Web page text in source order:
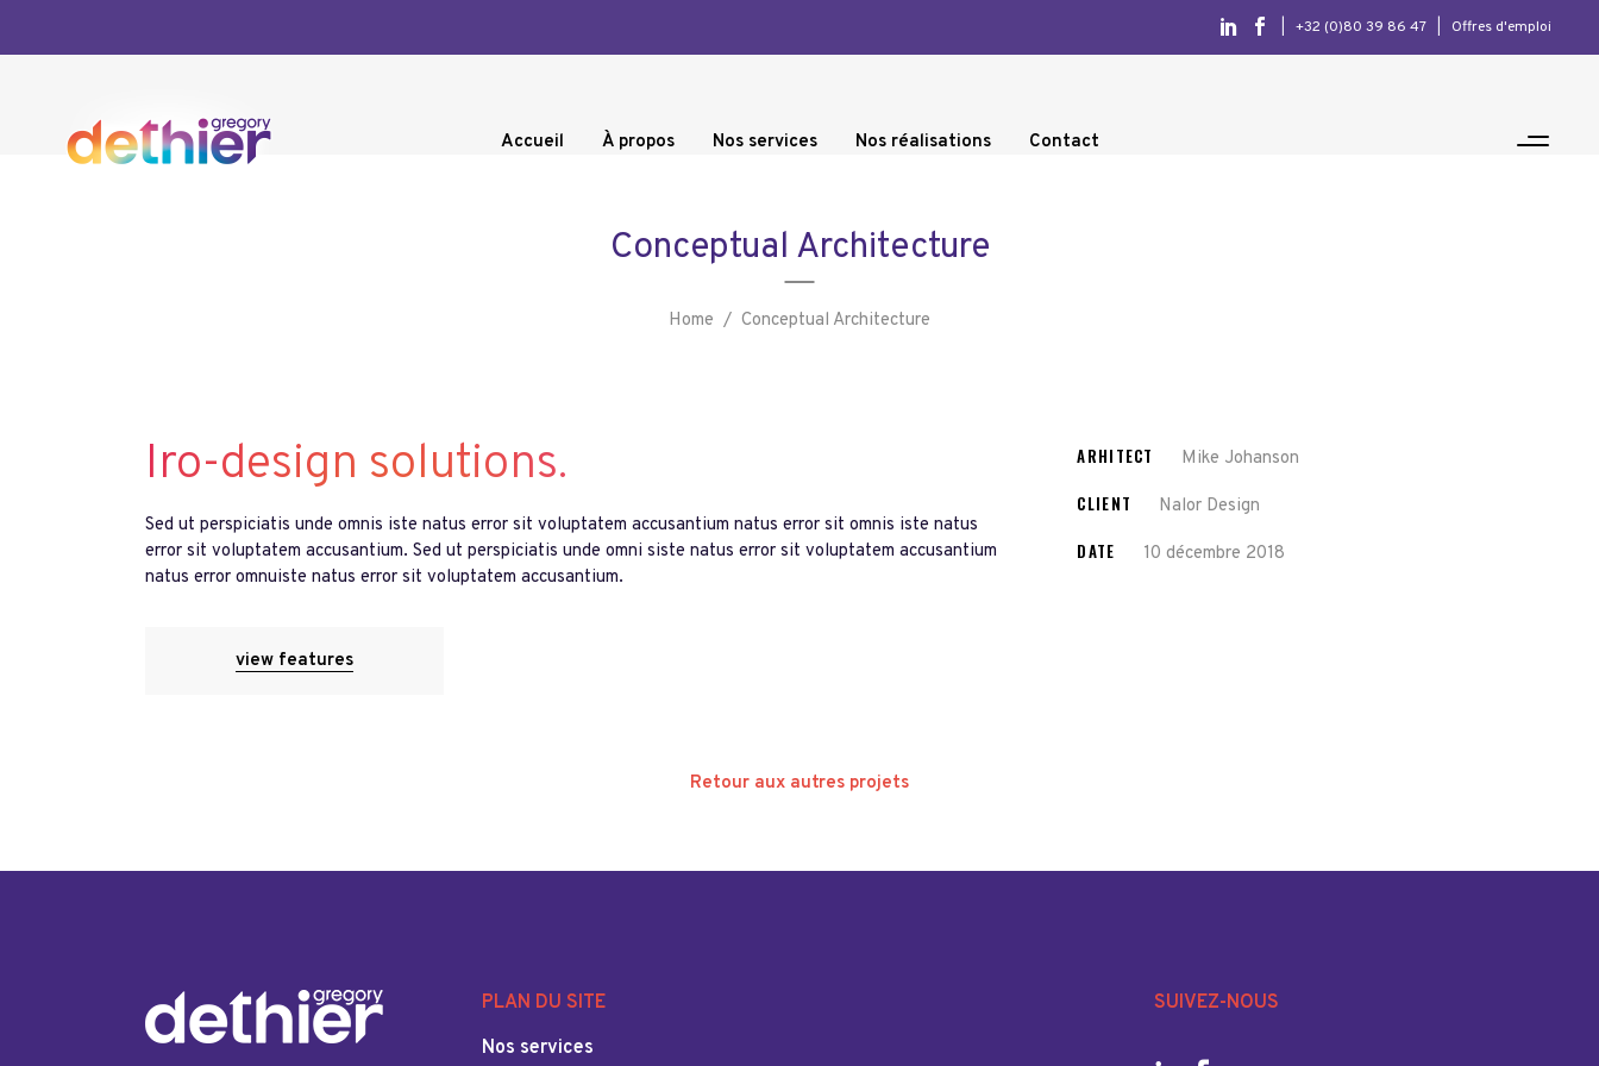
+32 (0)80 39 86 47 Offres d'emploi
Accueil À propos Nos services Nos réalisations Contact
Conceptual Architecture
Home / Conceptual Architecture
Iro-design solutions.
Sed ut perspiciatis unde omnis iste natus error sit voluptatem accusantium natus error sit omnis iste natus
error sit voluptatem accusantium. Sed ut perspiciatis unde omni siste natus error sit voluptatem accusantium
natus error omnuiste natus error sit voluptatem accusantium.
view features
ARHITECT Mike Johanson
CLIENT Nalor Design
DATE 10 décembre 2018
Retour aux autres projets
PLAN DU SITE
Nos services
SUIVEZ-NOUS